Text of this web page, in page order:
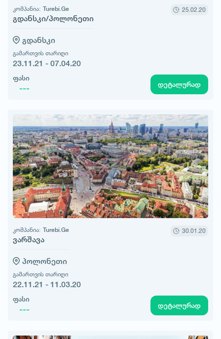
კომპანია: Turebi.Ge
გდანსკი/პოლონეთი
25.02.20
გდანსკი
გამართვის თარიღი
23.11.21 - 07.04.20
ფასი
--- დეტალურად
კომპანია: Turebi.Ge
ვარშავა
30.01.20
პოლონეთი
გამართვის თარიღი
22.11.21 - 11.03.20
ფასი
--- დეტალურად